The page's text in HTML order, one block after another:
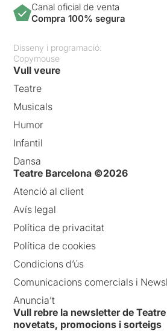
Canal oficial de venta
Compra 100% segura
Disseny i programació:
Copymouse
Vull veure
Teatre
Musicals
Humor
Infantil
Dansa
Teatre Barcelona ©2026
Atenció al client
Avís legal
Política de privacitat
Política de cookies
Condicions d’ús
Comunicacions comercials i
Anuncia’t
Vull rebre la newsletter de
novetats, promocions i sorteigs